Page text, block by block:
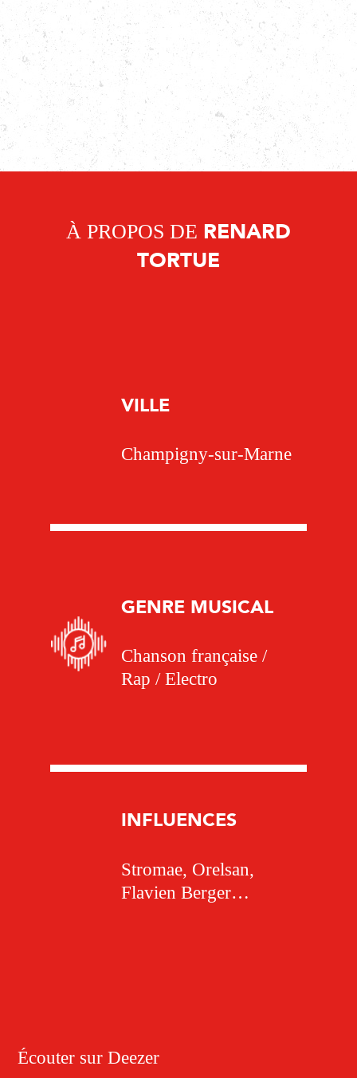
À PROPOS DE RENARD
TORTUE
VILLE
Champigny-sur-Marne
GENRE MUSICAL
Chanson française /
Rap / Electro
INFLUENCES
Stromae, Orelsan,
Flavien Berger…
Écouter sur Deezer